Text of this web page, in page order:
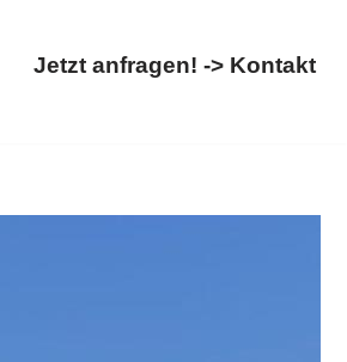
Jetzt anfragen! -> Kontakt